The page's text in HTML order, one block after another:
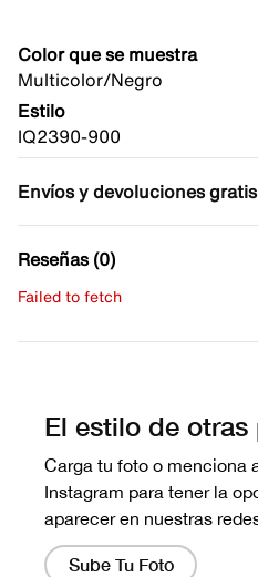
Color que se muestra
Multicolor/Negro
Estilo
IQ2390-900
Envíos y devoluciones gratis
Reseñas (0)
Failed to fetch